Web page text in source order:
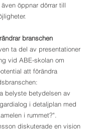
öppnar dörrar till
branschen
ta del av presentationer
vid ABE-skolan om
att förändra
belyste betydelsen av
i detaljplan med
i rummet?".
diskuterade en vision